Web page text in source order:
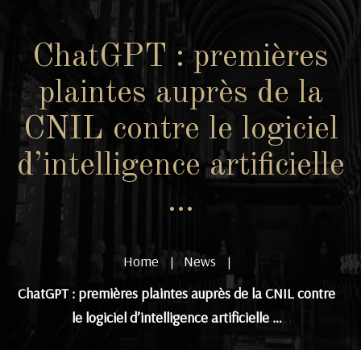
ChatGPT : premières
plaintes auprès de la
CNIL contre le logiciel
d’intelligence artificielle
…
Home | News |
ChatGPT : premières plaintes auprès de la CNIL contre
le logiciel d’intelligence artificielle …